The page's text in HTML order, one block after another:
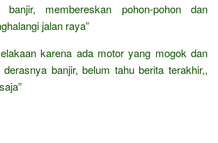
membereskan pohon-pohon dan
jalan raya”
karena ada motor yang mogok dan
banjir, belum tahu berita terakhir,,